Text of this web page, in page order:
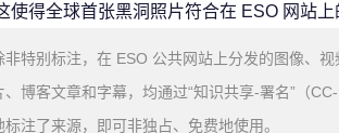
使得全球首张黑洞照片符合在 ESO 网站
非特别标注，在 ESO 公共网站上分发的图像、
、博客文章和字幕，均通过“知识共享-署名”（
标注了来源，即可非独占、免费地使用。